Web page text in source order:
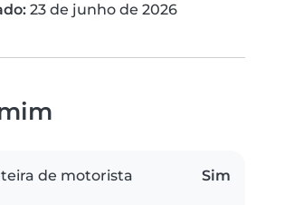
23 de junho de 2026
de motorista Sim